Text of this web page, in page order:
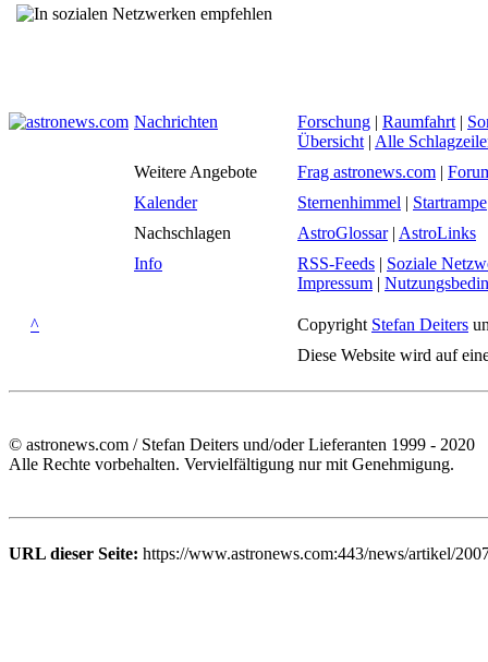
Nachrichten Forschung | Raumfahrt |
Übersicht | Alle
Weitere Angebote
Frag astronews.com |
Kalender
Sternenhimmel | Startrampe
Nachschlagen
AstroGlossar| AstroLinks
Info
RSS-Feeds | Soziale
Impressum |
^ Copyright Stefan Deiters
Diese Website wird auf
© astronews.com / Stefan Deiters und/oder Lieferanten 1999 - 2020
Alle Rechte vorbehalten. Vervielfältigung nur mit Genehmigung.
URL dieser Seite: https://www.astronews.com:443/news/artikel/